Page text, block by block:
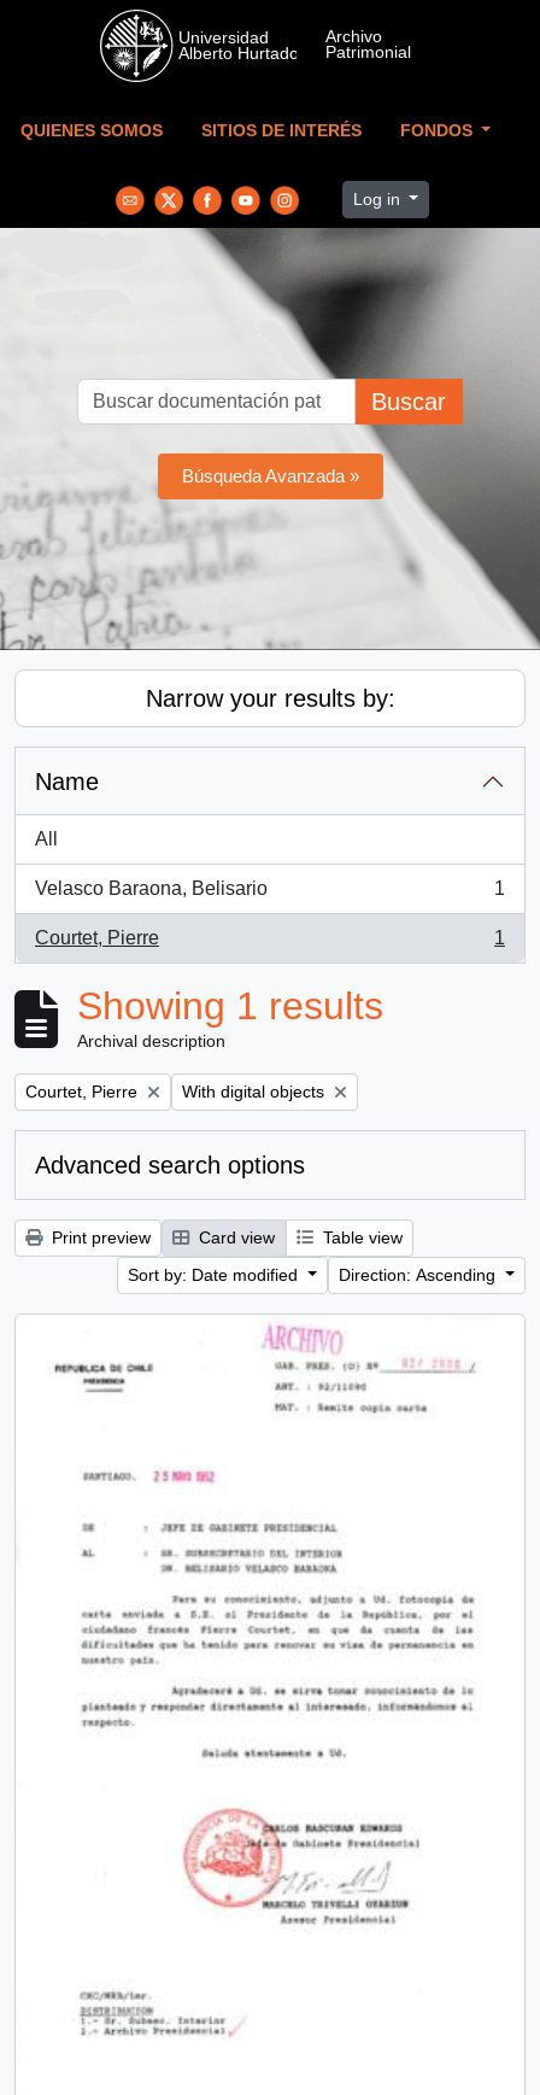
Skip to main content
QUIENES SOMOS SITIOS DE INTERÉS FONDOS
Log in
Buscar
Búsqueda Avanzada »
Narrow your results by:
Name
All
Velasco Baraona, Belisario
, 1 results
1
Courtet, Pierre
, 1 results
1
Showing 1 results
Archival description
Remove filter:
Courtet, Pierre Remove filter:
With digital objects
Advanced search options
Print preview Card view
Table view
Sort by: Date modified
Direction: Ascending